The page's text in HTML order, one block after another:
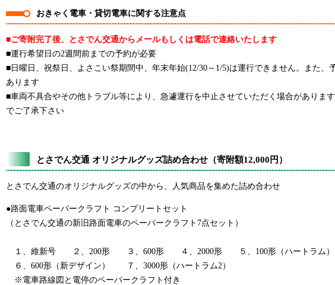
おきゃく電車・貸切電車に関する注意点
■ご寄附完了後、とさでん交通からメールもしくは電話で連絡いたします
■運行希望日の2週間前までの予約が必要
■日曜日、祝祭日、よさこい祭期間中、年末年始(12/30～1/5)は運行できません。また
あります
■車両不具合やその他トラブル等により、急遽運行を中止させていただく場合がありま
でご了承下さい
とさでん交通 オリジナルグッズ詰め合わせ（寄附額12,000円）
とさでん交通のオリジナルグッズの中から、人気商品を集めた詰め合わせ
●路面電車ペーパークラフト コンプリートセット
（とさでん交通の新旧路面電車のペーパークラフト7点セット）
１、維新号 ２、200形 ３、600形 ４、2000形 ５、100形（ハートラム
６、600形（新デザイン） ７、3000形（ハートラム2）
※電車路線図と電停のペーパークラフト付き